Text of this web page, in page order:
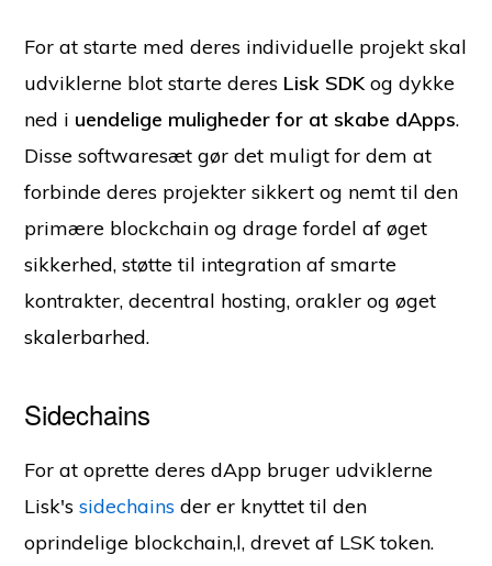
For at starte med deres individuelle projekt skal
udviklerne blot starte deres Lisk SDKog dykke
ned i uendelige muligheder for at skabe dApps.
Disse softwaresæt gør det muligt for dem at
forbinde deres projekter sikkert og nemt til den
primære blockchain og drage fordel af øget
sikkerhed, støtte til integration af smarte
kontrakter, decentral hosting, orakler og øget
skalerbarhed.
Sidechains
For at oprette deres dApp bruger udviklerne
Lisk'ssidechains der er knyttet til den
oprindelige blockchain,l, drevet af LSK token.